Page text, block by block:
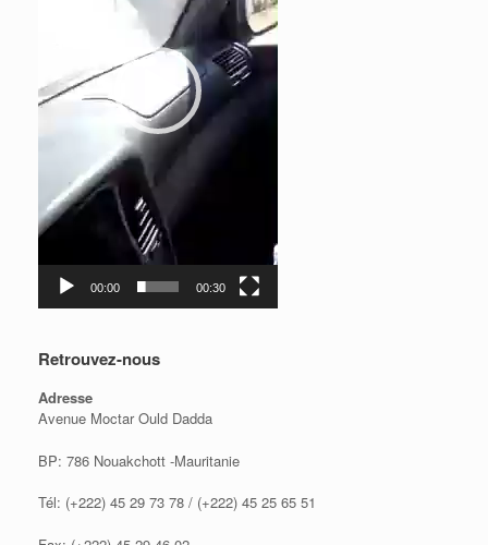
00:00 00:30
Retrouvez-nous
Adresse
Avenue Moctar Ould Dadda
BP: 786 Nouakchott -Mauritanie
Tél: (+222) 45 29 73 78 / (+222) 45 25 65 51